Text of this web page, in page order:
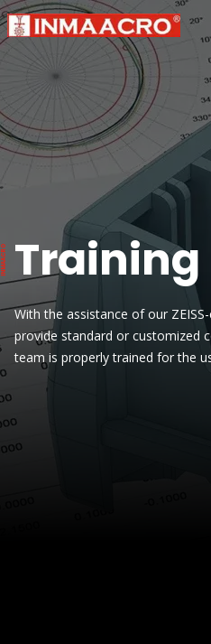
Training
With the assistance of our
provide standard or customized
team is properly trained for the